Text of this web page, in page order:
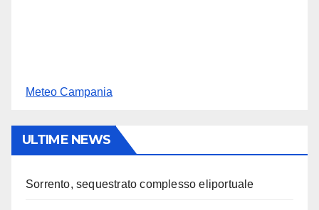
Meteo Campania
ULTIME NEWS
Sorrento, sequestrato complesso eliportuale